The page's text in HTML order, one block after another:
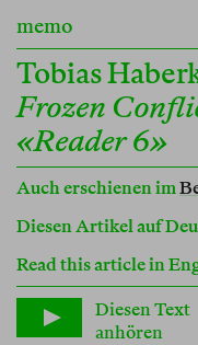
memo
Tobias
Frozen
«Reader 6»
Auch erschienen im
Diesen Artikel auf
Read this article in
Diesen Text
anhören